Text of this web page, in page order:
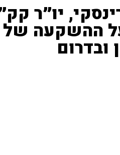
יו״ר
ובדרום